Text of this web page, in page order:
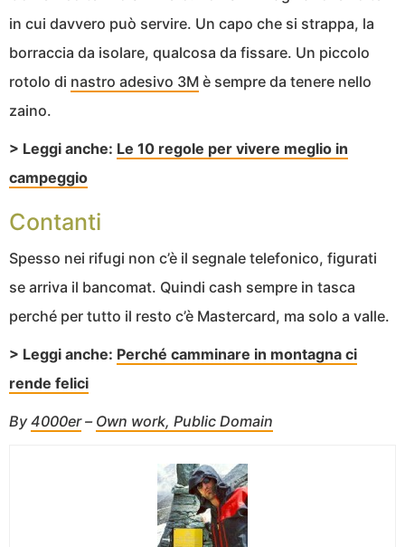
in cui davvero può servire. Un capo che si strappa, la
borraccia da isolare, qualcosa da fissare. Un piccolo
rotolo di nastro adesivo 3M è sempre da tenere nello
zaino.
> Leggi anche: Le 10 regole per vivere meglio in
campeggio
Contanti
Spesso nei rifugi non c’è il segnale telefonico, figurati
se arriva il bancomat. Quindi cash sempre in tasca
perché per tutto il resto c’è Mastercard, ma solo a valle.
> Leggi anche: Perché camminare in montagna ci
rende felici
By4000er– Own work, Public Domain